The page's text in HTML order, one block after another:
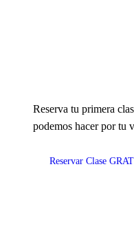
Reserva tu primera
podemos hacer por tu
Reservar Clase